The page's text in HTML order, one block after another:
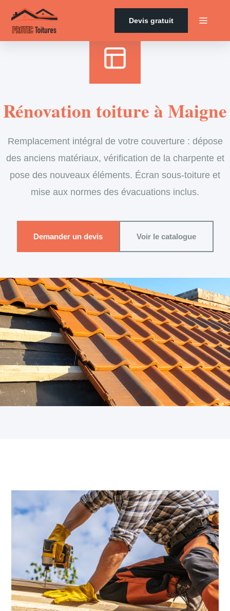
Devis gratuit
Rénovation toiture à Maigne
Remplacement intégral de votre couverture : dépose
des anciens matériaux, vérification de la charpente et
pose des nouveaux éléments. Écran sous-toiture et
mise aux normes des évacuations inclus.
Demander un devis Voir le catalogue